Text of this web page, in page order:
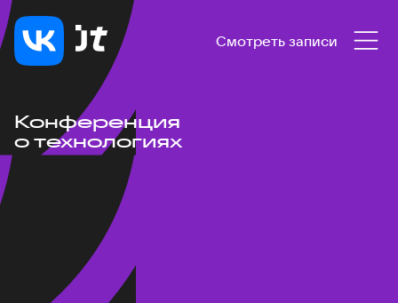
Смотреть записи
Конференция
о технологиях